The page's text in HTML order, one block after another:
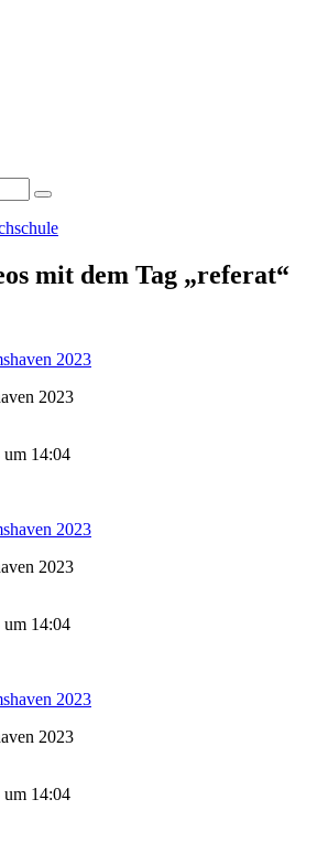
mit dem Tag „referat“
2023
um 14:04
2023
um 14:04
2023
um 14:04